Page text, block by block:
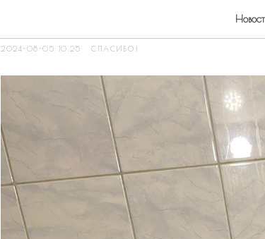
2024-08-05 10:25 СПАСИБО!